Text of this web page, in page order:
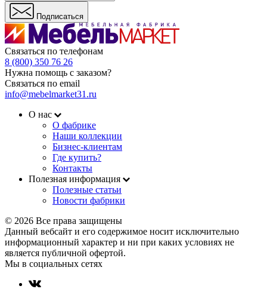
Подписаться
Связаться по телефонам
8 (800) 350 76 26
Нужна помощь с заказом?
Связаться по email
info@mebelmarket31.ru
О нас
О фабрике
Наши коллекции
Бизнес-клиентам
Где купить?
Контакты
Полезная информация
Полезные статьи
Новости фабрики
© 2026 Все права защищены
Данный вебсайт и его содержимое носит исключительно
информационный характер и ни при каких условиях не
является публичной офертой.
Мы в социальных сетях